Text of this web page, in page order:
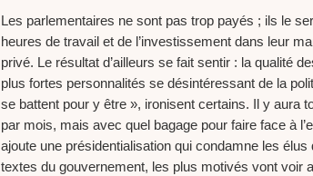
Les parlementaires ne sont pas trop payés ; ils le
heures de travail et de l’investissement dans leur
privé. Le résultat d’ailleurs se fait sentir : la qualité
plus fortes personnalités se désintéressant de la
se battent pour y être », ironisent certains. Il y aura
par mois, mais avec quel bagage pour faire face à
ajoute une présidentialisation qui condamne les
textes du gouvernement, les plus motivés vont voir